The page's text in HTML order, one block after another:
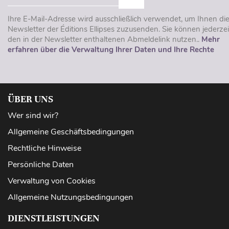
Ihre E-Mail-Adresse wird ausschließlich verwendet, um Ihnen die
Newsletter der Éditions Ellipses zuzusenden. Sie können
den in der Newsletter enthaltenen Abmeldelink nutzen.. Mehr
erfahren über die Verwaltung Ihrer Daten und Ihre Rechte
ÜBER UNS
Wer sind wir?
Allgemeine Geschäftsbedingungen
Rechtliche Hinweise
Persönliche Daten
Verwaltung von Cookies
Allgemeine Nutzungsbedingungen
DIENSTLEISTUNGEN